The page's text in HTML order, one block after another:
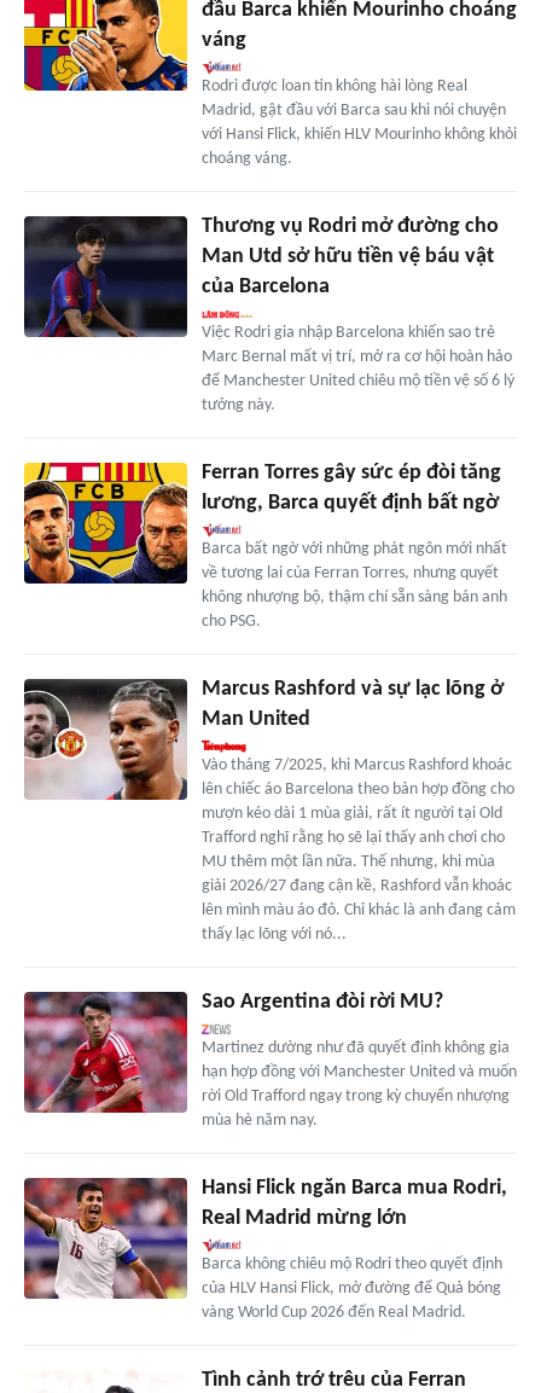
đầu Barca khiến Mourinho choáng
váng
Rodri được loan tin không hài lòng Real
Madrid, gật đầu với Barca sau khi nói chuyện
với Hansi Flick, khiến HLV Mourinho không khỏi
choáng váng.
Thương vụ Rodri mở đường cho
Man Utd sở hữu tiền vệ báu vật
của Barcelona
Việc Rodri gia nhập Barcelona khiến sao trẻ
Marc Bernal mất vị trí, mở ra cơ hội hoàn hảo
để Manchester United chiêu mộ tiền vệ số 6 lý
tưởng này.
Ferran Torres gây sức ép đòi tăng
lương, Barca quyết định bất ngờ
Barca bất ngờ với những phát ngôn mới nhất
về tương lai của Ferran Torres, nhưng quyết
không nhượng bộ, thậm chí sẵn sàng bán anh
cho PSG.
Marcus Rashford và sự lạc lõng ở
Man United
Vào tháng 7/2025, khi Marcus Rashford khoác
lên chiếc áo Barcelona theo bản hợp đồng cho
mượn kéo dài 1 mùa giải, rất ít người tại Old
Trafford nghĩ rằng họ sẽ lại thấy anh chơi cho
MU thêm một lần nữa. Thế nhưng, khi mùa
giải 2026/27 đang cận kề, Rashford vẫn khoác
lên mình màu áo đỏ. Chỉ khác là anh đang cảm
thấy lạc lõng với nó...
Sao Argentina đòi rời MU?
Martinez dường như đã quyết định không gia
hạn hợp đồng với Manchester United và muốn
rời Old Trafford ngay trong kỳ chuyển nhượng
mùa hè năm nay.
Hansi Flick ngăn Barca mua Rodri,
Real Madrid mừng lớn
Barca không chiêu mộ Rodri theo quyết định
của HLV Hansi Flick, mở đường để Quả bóng
vàng World Cup 2026 đến Real Madrid.
Tình cảnh trớ trêu của Ferran